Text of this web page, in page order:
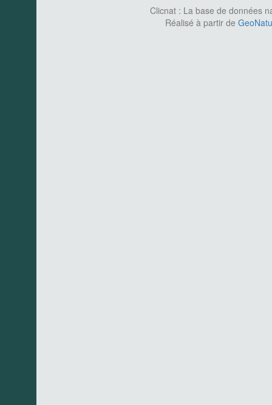
Clicnat : La base de données
Réalisé à partir de